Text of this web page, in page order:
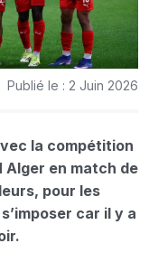
Publié le : 2 Juin 2026
la compétition
Alger en match de
pour les
car il y a